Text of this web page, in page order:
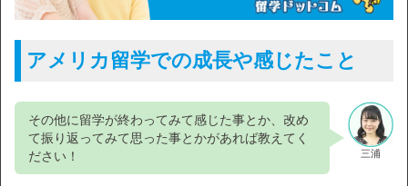
アメリカ留学での成長や感じたこと
三浦
その他に留学が終わってみて感じた事とか、改め
て振り返ってみて思った事とかがあれば教えてく
ださい！